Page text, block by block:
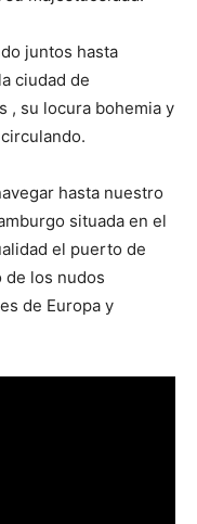
juntos hasta
ciudad de
, su locura bohemia y
hasta nuestro
situada en el
el puerto de
de los nudos
de Europa y